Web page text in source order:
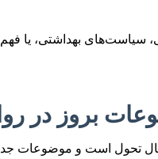
سیاست‌های بهداشتی، یا
تحول است و موضوعات